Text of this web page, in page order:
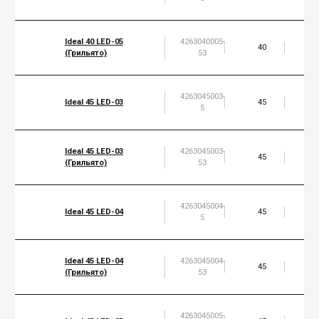
Ideal 40 LED-05
(Грильято)
4263040005-
53
40
Ideal 45 LED-03
4263045003-
5
45
Ideal 45 LED-03
(Грильято)
4263045003-
53
45
Ideal 45 LED-04
4263045004-
5
45
Ideal 45 LED-04
(Грильято)
4263045004-
53
45
4263045005-